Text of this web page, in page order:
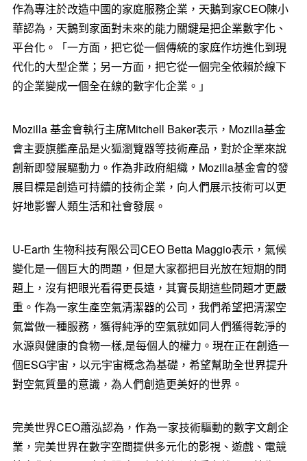
作為專注於改造中國的家庭服務企業，天鵝到家CEO陳小
華認為，天鵝到家面對未來的能力關鍵是把企業數字化、
平台化。「一方面，把它從一個傳統的家庭作坊進化到現
代化的大型企業；另一方面，把它從一個完全依賴於線下
的企業變成一個全在線的數字化企業。」
Mozilla 基金會執行主席Mitchell Baker表示，Mozilla基金
會主要旗艦產品是火狐瀏覽器等技術產品，對於企業來說
創新即發展驅動力。作為非政府組織，Mozilla基金會的發
展目標是創造可持續的技術企業，向人們展示技術可以更
好地影響人類生活和社會發展。
U-Earth 生物科技有限公司CEO Betta Maggio表示，氣候
變化是一個巨大的問題，但是大家都把目光放在短期的問
題上，沒有把眼光看得更長遠，其實長期這些問題才更嚴
重。作為一家生產空氣清潔器的公司，我們希望把清潔空
氣當做一種服務，獲得純淨的空氣就如同人們獲得乾淨的
水源與健康的食物一樣,是每個人的權力。現在正在創造一
個ESG宇宙，以元宇宙概念為基礎，希望幫助全世界提升
對空氣質量的意識，為人們創造更美好的世界。
完美世界CEO蕭泓認為，作為一家技術驅動的數字文創企
業，完美世界在數字空間提供多元化的影視、遊戲、電競